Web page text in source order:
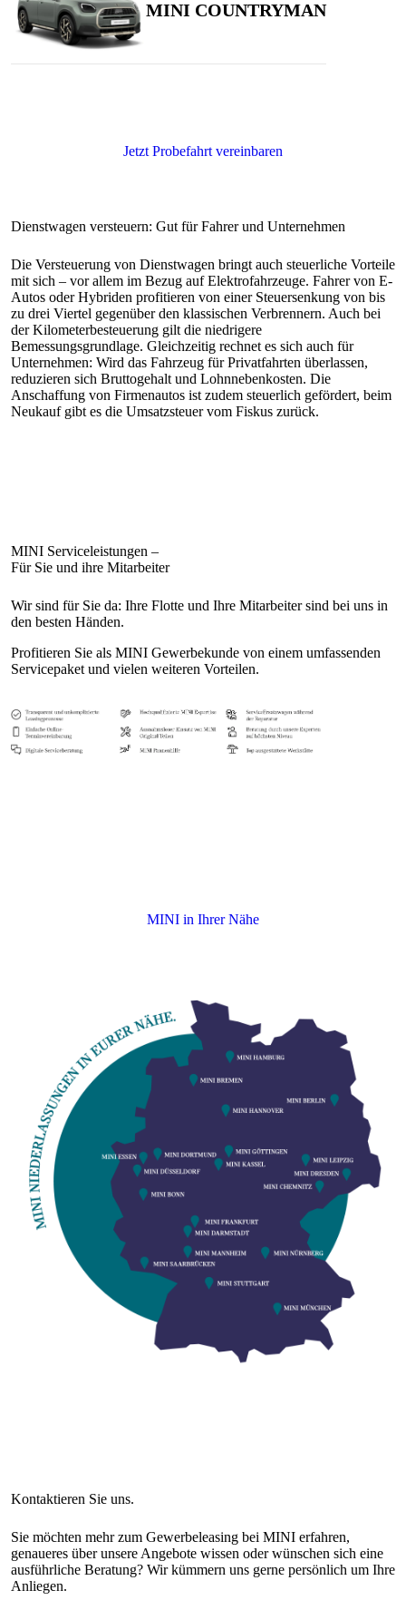
Die Versteuerung von Dienstwagen bringt auch steuerliche Vorteile
mit sich – vor allem im Bezug auf Elektrofahrzeuge. Fahrer von E-
Autos oder Hybriden profitieren von einer Steuersenkung von bis
zu drei Viertel gegenüber den klassischen Verbrennern. Auch bei
der Kilometerbesteuerung gilt die niedrigere
Bemessungsgrundlage. Gleichzeitig rechnet es sich auch für
Unternehmen: Wird das Fahrzeug für Privatfahrten überlassen,
reduzieren sich Bruttogehalt und Lohnnebenkosten. Die
Anschaffung von Firmenautos ist zudem steuerlich gefördert, beim
Neukauf gibt es die Umsatzsteuer vom Fiskus zurück.
Wir sind für Sie da: Ihre Flotte und Ihre Mitarbeiter sind bei uns in
den besten Händen.
Profitieren Sie als MINI Gewerbekunde von einem umfassenden
Servicepaket und vielen weiteren Vorteilen.
Sie möchten mehr zum Gewerbeleasing bei MINI erfahren,
genaueres über unsere Angebote wissen oder wünschen sich eine
ausführliche Beratung? Wir kümmern uns gerne persönlich um Ihre
Anliegen.